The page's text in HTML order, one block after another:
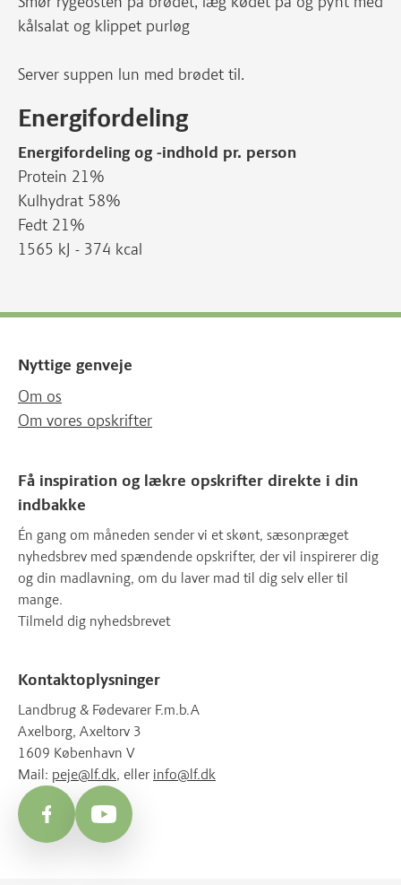
kålsalat og klippet purløg
Server suppen lun med brødet til.
Energifordeling
Energifordeling og -indhold pr. person
Protein 21%
Kulhydrat 58%
Fedt 21%
1565 kJ - 374 kcal
Nyttige genveje
Om os
Om vores opskrifter
Få inspiration og lækre opskrifter direkte i din
indbakke
Én gang om måneden sender vi et skønt, sæsonpræget
nyhedsbrev med spændende opskrifter, der vil inspirerer dig
og din madlavning, om du laver mad til dig selv eller til
mange.
Tilmeld dig nyhedsbrevet
Kontaktoplysninger
Landbrug & Fødevarer F.m.b.A
Axelborg, Axeltorv 3
1609 København V
Mail: peje@lf.dk, eller info@lf.dk
FacebookYouTube